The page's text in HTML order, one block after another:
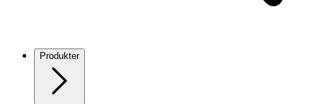
Produkter